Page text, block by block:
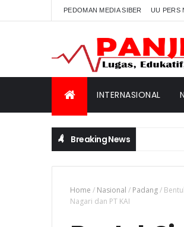
PEDOMAN MEDIA SIBER UU PERS
INTERNASIONAL
Breaking News
Home / Nasional / Padang/
Nagari dan PT KAI